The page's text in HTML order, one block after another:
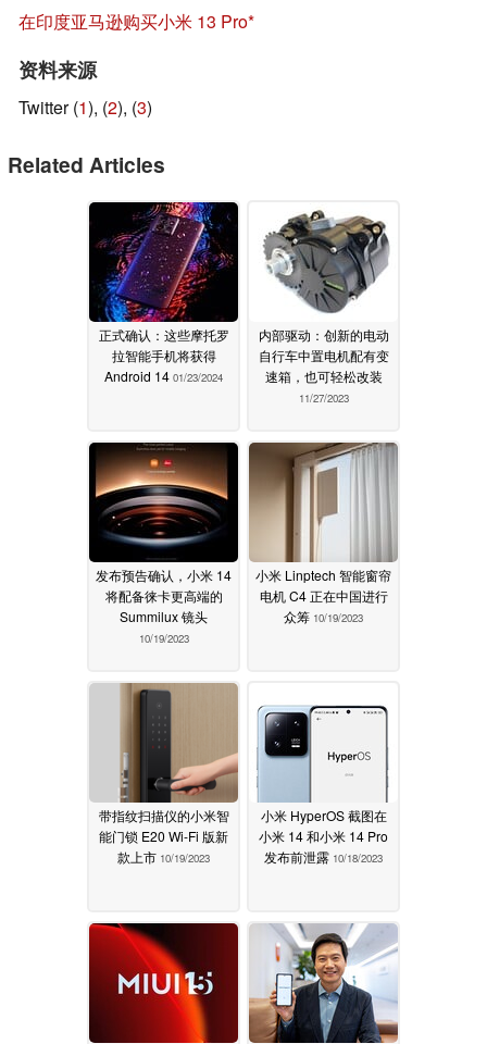
在印度亚马逊购买小米 13 Pro
资料来源
Twitter (1), (2), (3)
Related Articles
正式确认：这些摩托罗
拉智能手机将获得
Android 14 01/23/2024
内部驱动：创新的电动
自行车中置电机配有变
速箱，也可轻松改装
11/27/2023
发布预告确认，小米 14
将配备徕卡更高端的
Summilux 镜头
10/19/2023
小米 Linptech 智能窗帘
电机 C4 正在中国进行
众筹 10/19/2023
带指纹扫描仪的小米智
能门锁 E20 Wi-Fi 版新
款上市 10/19/2023
小米 HyperOS 截图在
小米 14 和小米 14 Pro
发布前泄露 10/18/2023